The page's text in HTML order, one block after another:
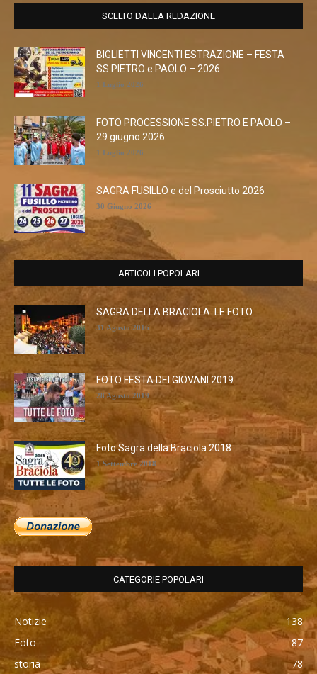
SCELTO DALLA REDAZIONE
BIGLIETTI VINCENTI ESTRAZIONE – FESTA
SS.PIETRO e PAOLO – 2026
1 Luglio 2026
FOTO PROCESSIONE SS.PIETRO E PAOLO –
29 giugno 2026
1 Luglio 2026
SAGRA FUSILLO e del Prosciutto 2026
30 Giugno 2026
ARTICOLI POPOLARI
SAGRA DELLA BRACIOLA: LE FOTO
31 Agosto 2016
FOTO FESTA DEI GIOVANI 2019
28 Agosto 2019
Foto Sagra della Braciola 2018
1 Settembre 2018
CATEGORIE POPOLARI
Notizie
138
Foto
87
storia
78